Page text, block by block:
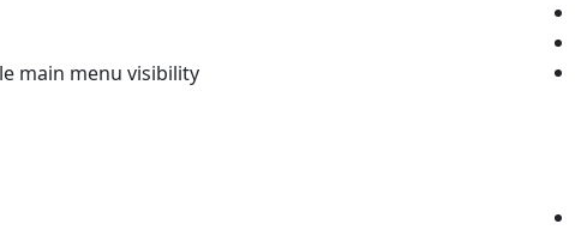
main menu visibility